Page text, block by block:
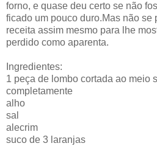
forno, e quase deu certo se não
ficado um pouco duro.Mas não se
receita assim mesmo para lhe
perdido como aparenta.
Ingredientes:
1 peça de lombo cortada ao meio
completamente
alho
sal
alecrim
suco de 3 laranjas